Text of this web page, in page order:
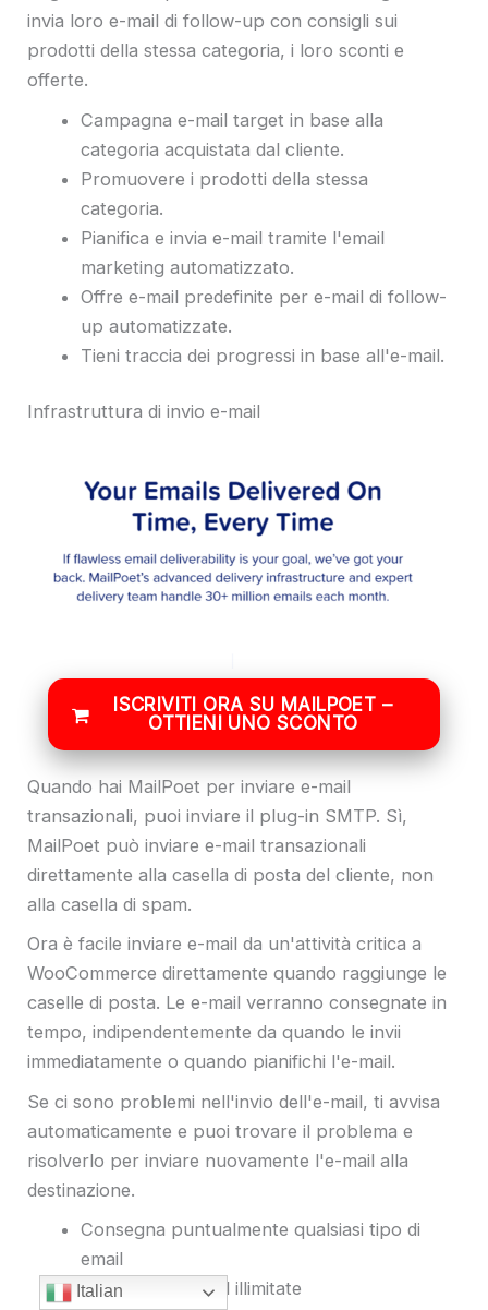
invia loro e-mail di follow-up con consigli sui
prodotti della stessa categoria, i loro sconti e
offerte.
Campagna e-mail target in base alla
categoria acquistata dal cliente.
Promuovere i prodotti della stessa
categoria.
Pianifica e invia e-mail tramite l'email
marketing automatizzato.
Offre e-mail predefinite per e-mail di follow-
up automatizzate.
Tieni traccia dei progressi in base all'e-mail.
Infrastruttura di invio e-mail
ISCRIVITI ORA SU MAILPOET –
OTTIENI UNO SCONTO
Quando hai MailPoet per inviare e-mail
transazionali, puoi inviare il plug-in SMTP. Sì,
MailPoet può inviare e-mail transazionali
direttamente alla casella di posta del cliente, non
alla casella di spam.
Ora è facile inviare e-mail da un'attività critica a
WooCommerce direttamente quando raggiunge le
caselle di posta. Le e-mail verranno consegnate in
tempo, indipendentemente da quando le invii
immediatamente o quando pianifichi l'e-mail.
Se ci sono problemi nell'invio dell'e-mail, ti avvisa
automaticamente e puoi trovare il problema e
risolverlo per inviare nuovamente l'e-mail alla
destinazione.
Consegna puntualmente qualsiasi tipo di
email
Può inviare e-mail illimitate
Italian